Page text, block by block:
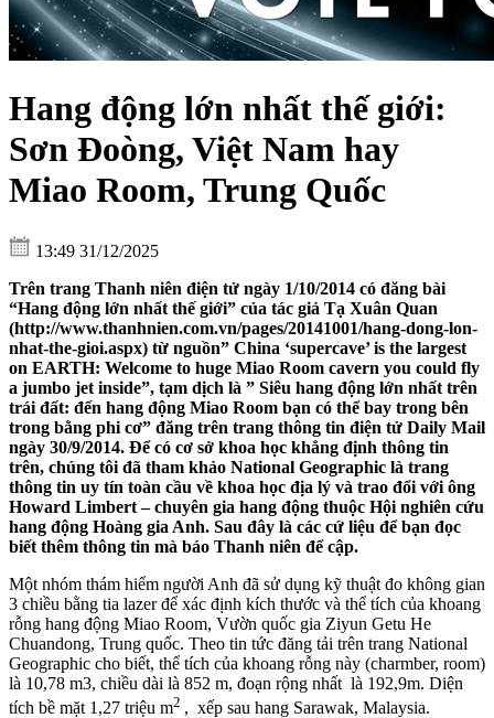
Hang động lớn nhất thế giới:
Sơn Đoòng, Việt Nam hay
Miao Room, Trung Quốc
13:49 31/12/2025
Trên trang Thanh niên điện tử ngày 1/10/2014 có đăng bài
“Hang động lớn nhất thế giới” của tác giả Tạ Xuân Quan
(http://www.thanhnien.com.vn/pages/20141001/hang-dong-lon-
nhat-the-gioi.aspx) từ nguồn” China ‘supercave’ is the largest
on EARTH: Welcome to huge Miao Room cavern you could fly
a jumbo jet inside”, tạm dịch là ” Siêu hang động lớn nhất trên
trái đất: đến hang động Miao Room bạn có thể bay trong bên
trong bằng phi cơ” đăng trên trang thông tin điện tử Daily Mail
ngày 30/9/2014. Để có cơ sở khoa học khẳng định thông tin
trên, chúng tôi đã tham khảo National Geographic là trang
thông tin uy tín toàn cầu về khoa học địa lý và trao đổi với ông
Howard Limbert – chuyên gia hang động thuộc Hội nghiên cứu
hang động Hoàng gia Anh. Sau đây là các cứ liệu để bạn đọc
biết thêm thông tin mà báo Thanh niên để cập.
Một nhóm thám hiểm người Anh đã sử dụng kỹ thuật đo không gian
3 chiều bằng tia lazer để xác định kích thước và thể tích của khoang
rỗng hang động Miao Room, Vườn quốc gia Ziyun Getu He
Chuandong, Trung quốc. Theo tin tức đăng tải trên trang National
Geographic cho biết, thể tích của khoang rỗng này (charmber, room)
là 10,78 m3, chiều dài là 852 m, đoạn rộng nhất là 192,9m. Diện
tích bề mặt 1,27 triệu m2 , xếp sau hang Sarawak, Malaysia.